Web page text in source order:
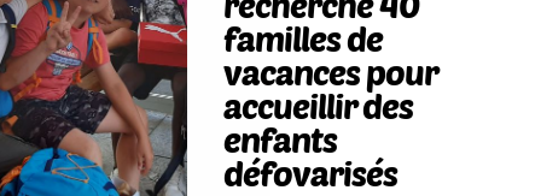
familles de
vacances pour
accueillir des
enfants
défovarisés